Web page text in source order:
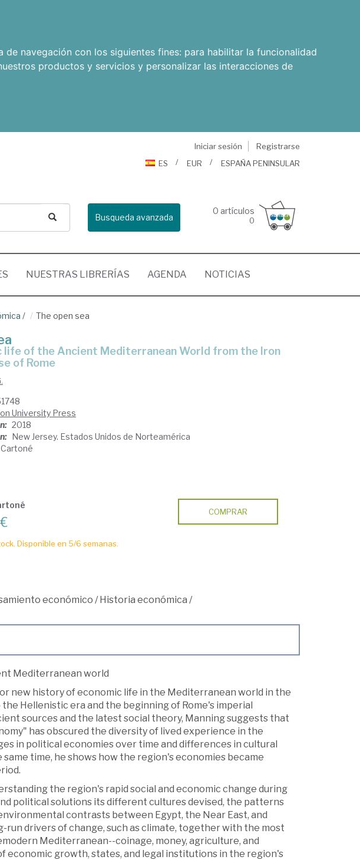
navegación con los siguientes fines: para habilitar la funcionalidad
productos y servicios y personalizar las interacciones de
Iniciar sesión
Registrarse
ES
EUR ESPAÑA PENINSULAR
Busqueda avanzada
0 artículos
0
NUESTRAS LIBRERÍAS AGENDA NOTICIAS
/ The open sea
of Rome
University Press
2018
New Jersey. Estados Unidos de Norteamérica
Cartoné
Disponible en 5/6 semanas.
COMPRAR
económico /Historia económica /
Mediterranean world
new history of economic life in the Mediterranean world in the
Hellenistic era and the beginning of Rome's imperial
sources and the latest social theory, Manning suggests that
has obscured the diversity of lived experience in the
in political economies over time and differences in cultural
time, he shows how the region's economies became
the region's rapid social and economic change during
political solutions its different cultures devised, the patterns
contrasts between Egypt, the Near East, and
run drivers of change, such as climate, together with the most
Mediterranean--coinage, money, agriculture, and
economic growth, states, and legal institutions in the region's